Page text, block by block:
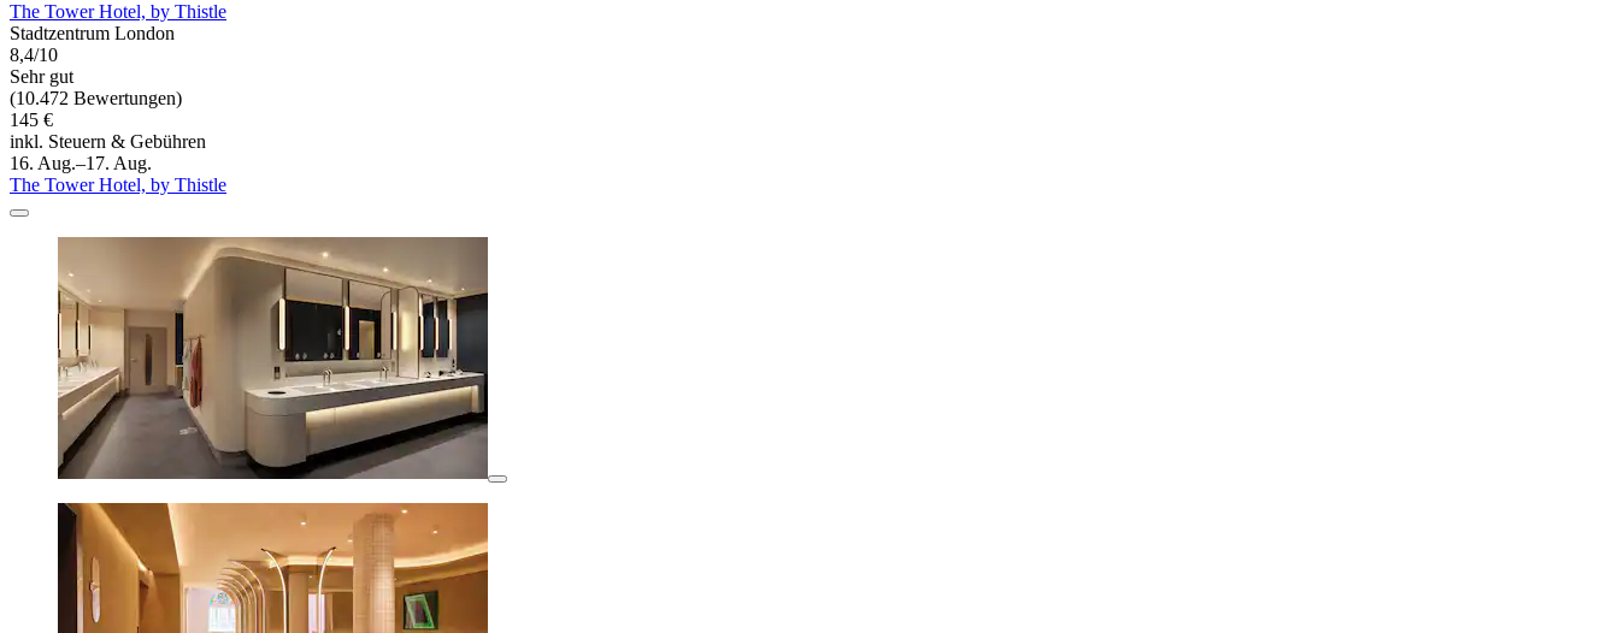
The Tower Hotel, by Thistle
Stadtzentrum London
8,4/10
Sehr gut
(10.472 Bewertungen)
145 €
inkl. Steuern & Gebühren
16. Aug.–17. Aug.
The Tower Hotel, by Thistle